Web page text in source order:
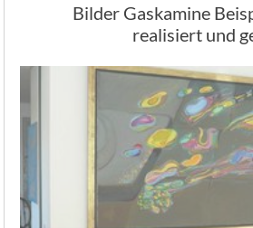
Bilder Gaskamine
realisiert und